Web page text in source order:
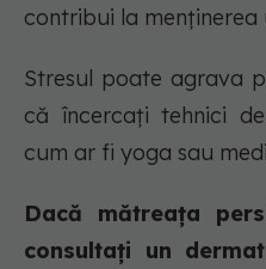
contribui la menținerea
Stresul poate agrava
că încercați tehnici
cum ar fi yoga sau
Dacă mătreața
consultați un